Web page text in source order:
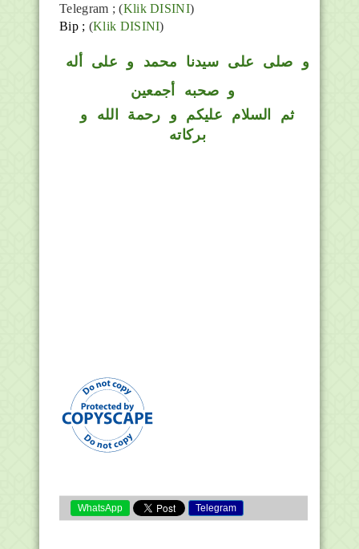
Telegram ;(Klik DISINI)
Bip ; (Klik DISINI)
و صلى على سيدنا محمد و على أله
و صحبه أجمعين
ثم السلام عليكم و رحمة الله و
بركاته
WhatsApp Telegram